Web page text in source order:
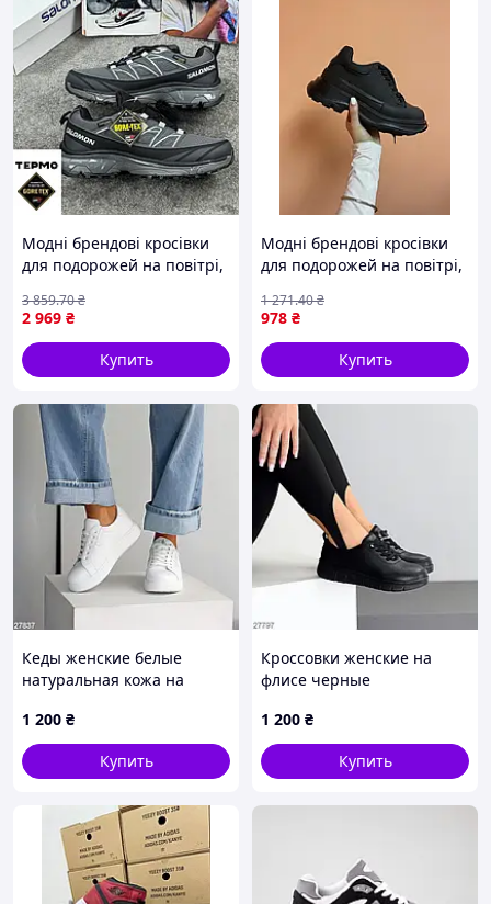
Модні брендові кросівки
для подорожей на повітрі,
Black Gore-Tex 41
2 969 ₴
3 859.70₴
Купить
Модні брендові кросівки
для подорожей на повітрі,
978 ₴
1 271.40₴
Купить
Кеды женские белые
натуральная кожа на
1 200 ₴
Купить
Кроссовки женские на
флисе черные
1 200 ₴
Купить